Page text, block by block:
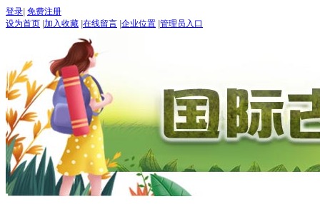
登录 免费注册
设为首页 加入收藏 在线留言 企业位置 管理员入口
五月
进